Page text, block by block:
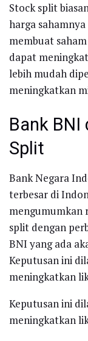
Stock split
harga
membuat
dapat
lebih mudah
meningkatkan
Bank BNI
Split
Bank Negara
terbesar di
mengumumkan
split dengan
BNI yang ada
Keputusan ini
meningkatkan
Keputusan ini
meningkatkan